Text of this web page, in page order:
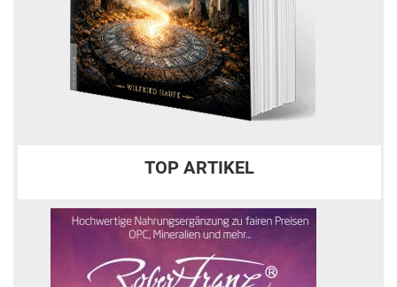
TOP ARTIKEL